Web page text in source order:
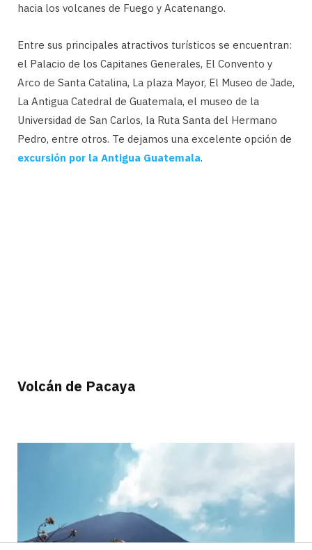
hacia los volcanes de Fuego y Acatenango.
Entre sus principales atractivos turísticos se encuentran:
el Palacio de los Capitanes Generales, El Convento y
Arco de Santa Catalina, La plaza Mayor, El Museo de Jade,
La Antigua Catedral de Guatemala, el museo de la
Universidad de San Carlos, la Ruta Santa del Hermano
Pedro, entre otros. Te dejamos una excelente opción de
excursión por la Antigua Guatemala.
Volcán de Pacaya